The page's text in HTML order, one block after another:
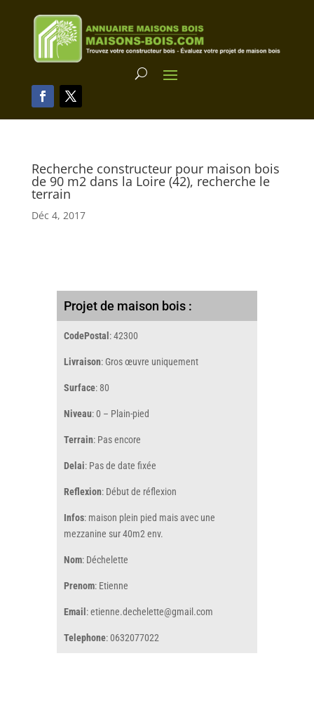
Recherche constructeur pour maison bois
de 90 m2 dans la Loire (42), recherche le
terrain
Déc 4, 2017
Projet de maison bois :
CodePostal : 42300
Livraison: Gros œuvre uniquement
Surface: 80
Niveau: 0 – Plain-pied
Terrain: Pas encore
Delai: Pas de date fixée
Reflexion: Début de réflexion
Infos: maison plein pied mais avec une
mezzanine sur 40m2 env.
Nom: Déchelette
Prenom: Etienne
Email : etienne.dechelette@gmail.com
Telephone: 0632077022